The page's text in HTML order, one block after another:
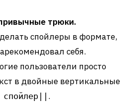
трюки.
спойлеры в формате,
себя.
пользователи просто
в двойные вертикальные
.